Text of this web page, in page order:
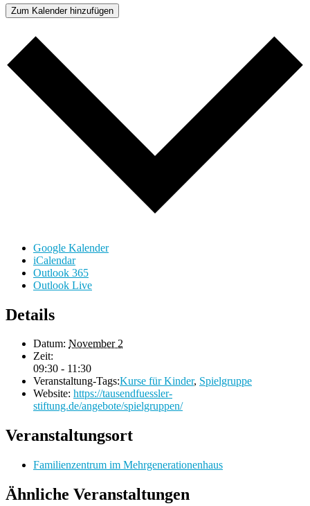
Zum Kalender hinzufügen
Google Kalender
iCalendar
Outlook 365
Outlook Live
Details
Datum: November 2
Zeit:
09:30 - 11:30
Veranstaltung-Tags:Kurse für Kinder, Spielgruppe
Website: https://tausendfuessler-
stiftung.de/angebote/spielgruppen/
Veranstaltungsort
Familienzentrum im Mehrgenerationenhaus
Ähnliche Veranstaltungen